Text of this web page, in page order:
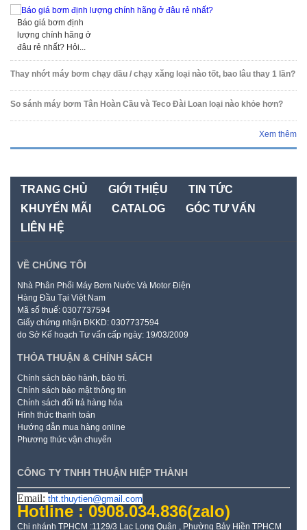
Báo giá bơm định
lượng chính hãng ở
đâu rẻ nhất? Hỏi...
Thay nhớt máy bơm chạy dầu / chạy xăng loại nào tốt, bao lâu thay 1 lần?
So sánh máy bơm Tân Hoàn Cầu và Teco Đài Loan loại nào khỏe hơn?
Xem thêm
TRANG CHỦ GIỚI THIỆU
TIN TỨC
KHUYẾN MÃI
CATALOG
GÓC TƯ VẤN
LIÊN HỆ
VỀ CHÚNG TÔI
Nhà Phân Phối Máy Bơm Nước Và Motor Điện
Hàng Đầu Tại Việt Nam
Mã số thuế: 0307737594
Giấy chứng nhận ĐKKD: 0307737594
do Sở Kế hoạch Tư vấn cấp ngày: 19/03/2009
THỎA THUẬN & CHÍNH SÁCH
Chính sách bảo hành, bảo trì.
Chính sách bảo mật thông tin
Chính sách đổi trả hàng hóa
Hình thức thanh toán
Hướng dẫn mua hàng online
Phương thức vận chuyển
CÔNG TY TNHH THUẬN HIỆP THÀNH
Email: tht.thuytien@gmail.com
Hotline : 0908.034.836(zalo)
Chi nhánh TPHCM :1129/3 Lạc Long Quân , Phường Bảy Hiền TPHCM